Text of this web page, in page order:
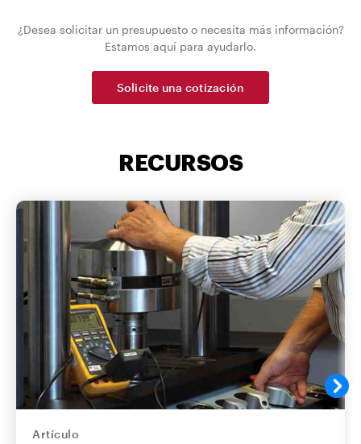
¿Desea solicitar un presupuesto o necesita más información?
Estamos aquí para ayudarlo.
Solicite una cotización
RECURSOS
Artículo